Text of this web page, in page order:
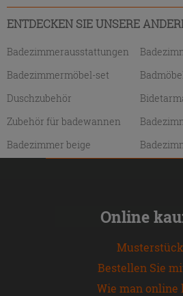
ENTDECKEN SIE UNSERE
Badezimmerausstattungen
Badezimmermöbel-set
Duschzubehör
Zubehör für badewannen
Badezimmer beige
Online
Bestellen Sie
Wie man online